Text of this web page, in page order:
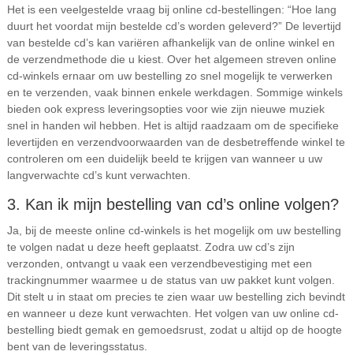
Het is een veelgestelde vraag bij online cd-bestellingen: “Hoe lang
duurt het voordat mijn bestelde cd’s worden geleverd?” De levertijd
van bestelde cd’s kan variëren afhankelijk van de online winkel en
de verzendmethode die u kiest. Over het algemeen streven online
cd-winkels ernaar om uw bestelling zo snel mogelijk te verwerken
en te verzenden, vaak binnen enkele werkdagen. Sommige winkels
bieden ook express leveringsopties voor wie zijn nieuwe muziek
snel in handen wil hebben. Het is altijd raadzaam om de specifieke
levertijden en verzendvoorwaarden van de desbetreffende winkel te
controleren om een duidelijk beeld te krijgen van wanneer u uw
langverwachte cd’s kunt verwachten.
3. Kan ik mijn bestelling van cd’s online volgen?
Ja, bij de meeste online cd-winkels is het mogelijk om uw bestelling
te volgen nadat u deze heeft geplaatst. Zodra uw cd’s zijn
verzonden, ontvangt u vaak een verzendbevestiging met een
trackingnummer waarmee u de status van uw pakket kunt volgen.
Dit stelt u in staat om precies te zien waar uw bestelling zich bevindt
en wanneer u deze kunt verwachten. Het volgen van uw online cd-
bestelling biedt gemak en gemoedsrust, zodat u altijd op de hoogte
bent van de leveringsstatus.